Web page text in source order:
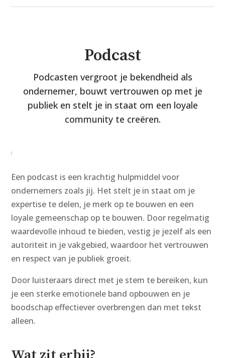
Podcast
Podcasten vergroot je bekendheid als
ondernemer, bouwt vertrouwen op met je
publiek en stelt je in staat om een loyale
community te creëren.
Een podcast is een krachtig hulpmiddel voor
ondernemers zoals jij. Het stelt je in staat om je
expertise te delen, je merk op te bouwen en een
loyale gemeenschap op te bouwen. Door regelmatig
waardevolle inhoud te bieden, vestig je jezelf als een
autoriteit in je vakgebied, waardoor het vertrouwen
en respect van je publiek groeit.
Door luisteraars direct met je stem te bereiken, kun
je een sterke emotionele band opbouwen en je
boodschap effectiever overbrengen dan met tekst
alleen.